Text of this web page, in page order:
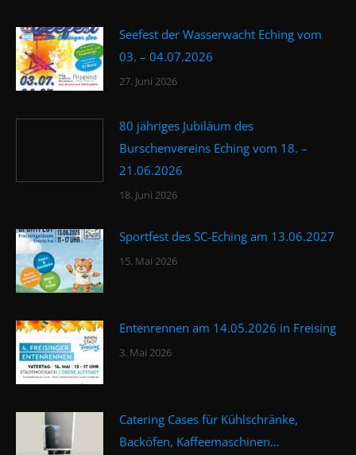
Seefest der Wasserwacht Eching vom
03. – 04.07.2026
27. Juni 2026
80 jähriges Jubiläum des
Burschenvereins Eching vom 18. –
21.06.2026
18. Juni 2026
Sportfest des SC-Eching am 13.06.2027
15. Mai 2026
Entenrennen am 14.05.2026 in Freising
3. Mai 2026
Catering Cases für Kühlschränke,
Backöfen, Kaffeemaschinen…